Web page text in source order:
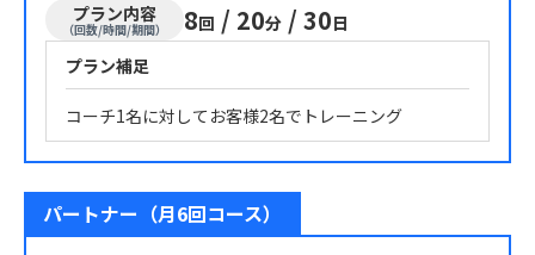
プラン内容
（回数/時間/期間） 8回 / 20分 / 30日
プラン補足
コーチ1名に対してお客様2名でトレーニング
パートナー（月6回コース）